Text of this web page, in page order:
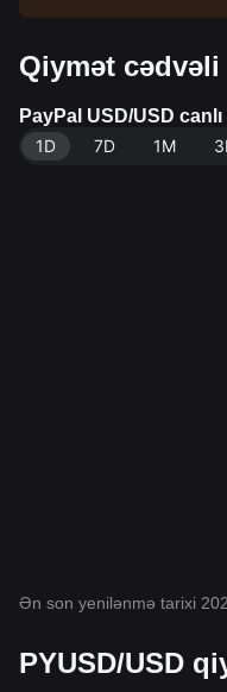
-dir. PayPal USD
7,230,053.5,
Məlumat mənbəyi:
-08-07 16:32:21.
Qiymət cədvəli
PayPal USD/USD
1D
7D 1M
Ən son yenilənmə tarixi
PYUSD/USD